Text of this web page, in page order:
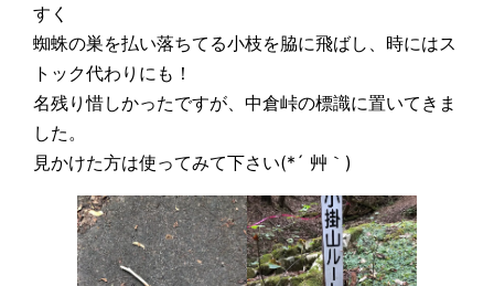
すく
蜘蛛の巣を払い落ちてる小枝を脇に飛ばし、時にはス
トック代わりにも！
名残り惜しかったですが、中倉峠の標識に置いてきま
した。
見かけた方は使ってみて下さい(*´ 艸｀)